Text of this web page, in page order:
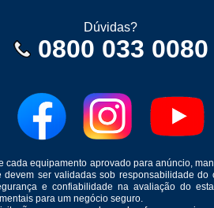
Dúvidas?
0800 033 0080
equipamento aprovado para anúncio,
ser validadas sob responsabilidade
e confiabilidade na avaliação do
para um negócio seguro.